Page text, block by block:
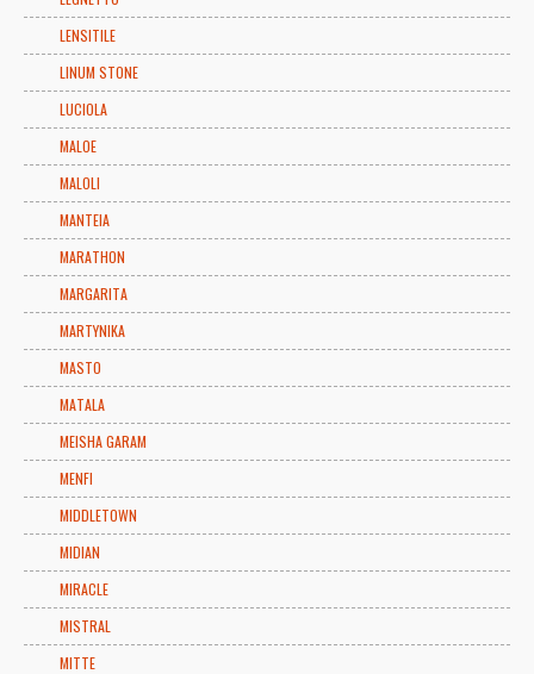
LENSITILE
LINUM STONE
LUCIOLA
MALOE
MALOLI
MANTEIA
MARATHON
MARGARITA
MARTYNIKA
MASTO
MATALA
MEISHA GARAM
MENFI
MIDDLETOWN
MIDIAN
MIRACLE
MISTRAL
MITTE